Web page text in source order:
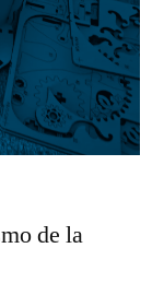
de la